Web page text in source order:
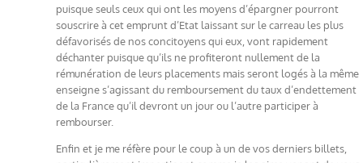
puisque seuls ceux qui ont les moyens d’épargner pourront
souscrire à cet emprunt d’Etat laissant sur le carreau les plus
défavorisés de nos concitoyens qui eux, vont rapidement
déchanter puisque qu’ils ne profiteront nullement de la
rémunération de leurs placements mais seront logés à la même
enseigne s’agissant du remboursement du taux d’endettement
de la France qu’il devront un jour ou l’autre participer à
rembourser.
Enfin et je me réfère pour le coup à un de vos derniers billets,